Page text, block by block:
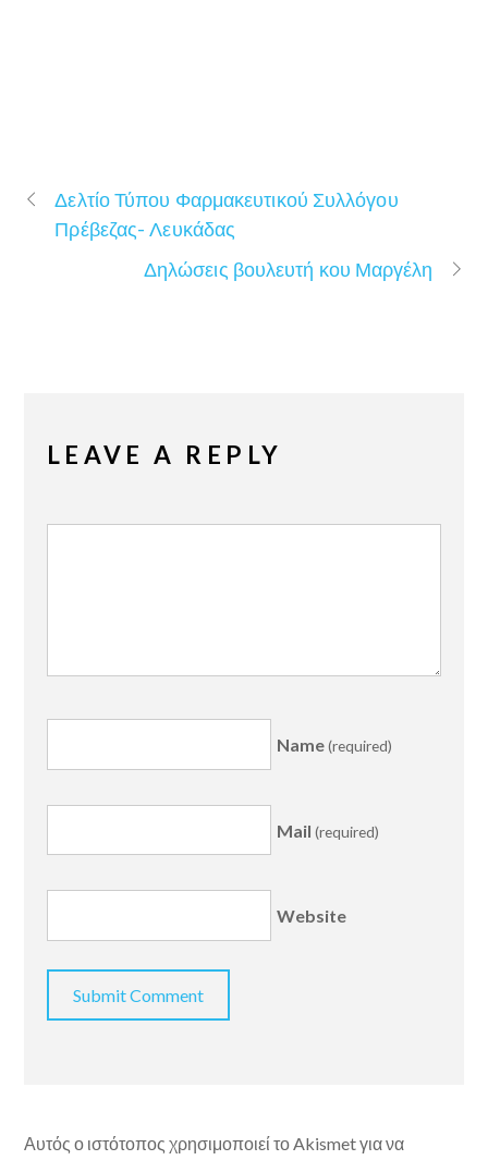
Δελτίο Τύπου Φαρμακευτικού Συλλόγου
Πρέβεζας- Λευκάδας
Δηλώσεις βουλευτή κου Μαργέλη
LEAVE A REPLY
Name(required)
Mail (required)
Website
Αυτός ο ιστότοπος χρησιμοποιεί το Akismet για να